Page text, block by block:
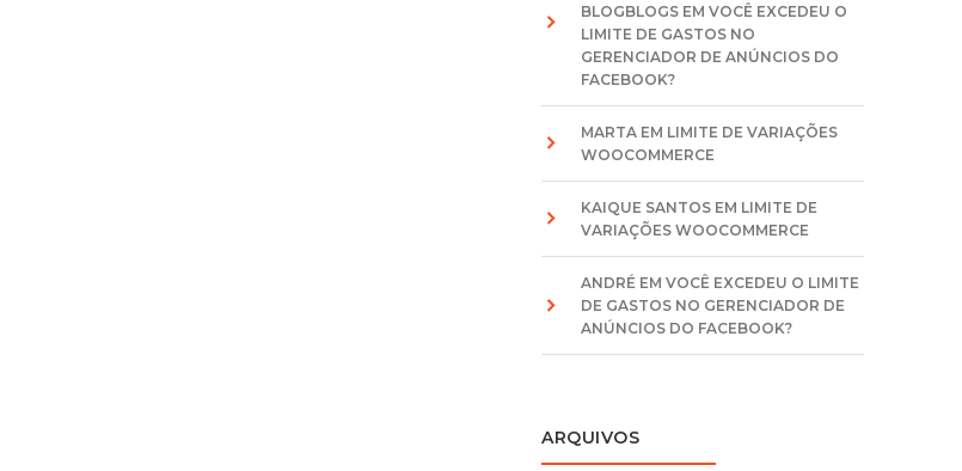
BLOGBLOGS EM VOCÊ EXCEDEU O
LIMITE DE GASTOS NO
GERENCIADOR DE ANÚNCIOS DO
FACEBOOK?
MARTA EM LIMITE DE VARIAÇÕES
WOOCOMMERCE
KAIQUE SANTOS EM LIMITE DE
VARIAÇÕES WOOCOMMERCE
ANDRÉ EM VOCÊ EXCEDEU O LIMITE
DE GASTOS NO GERENCIADOR DE
ANÚNCIOS DO FACEBOOK?
ARQUIVOS